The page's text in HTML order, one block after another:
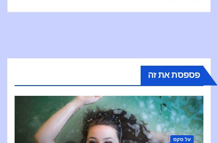
פספסת את זה
על סקס